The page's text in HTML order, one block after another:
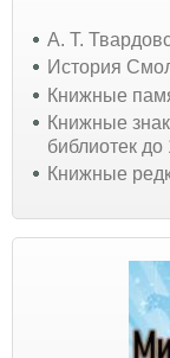
А. Т.
История
Книжные
Книжные
библиотек до
Книжные